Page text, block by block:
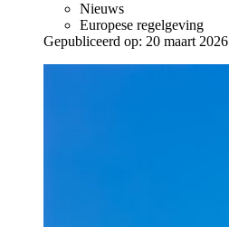
Nieuws
Europese regelgeving
Gepubliceerd op: 20 maart 2026